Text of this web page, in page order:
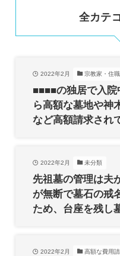
全カテ
2022年2月 宗教家・住
■■■■の独居で入
ら高額な墓地や神
など高額請求され
2022年2月 未分類
先祖墓の管理は夫
が無断で墓石の戒
ため、台座を残し
2022年2月 高額な費用